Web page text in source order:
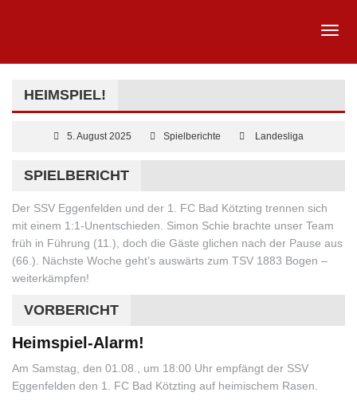
HEIMSPIEL!
5. August 2025 Spielberichte Landesliga
SPIELBERICHT
Der SSV Eggenfelden und der 1. FC Bad Kötzting trennen sich
mit einem 1:1-Unentschieden. Simon Schie brachte unser Team
früh in Führung (11.), doch die Gäste glichen nach der Pause aus
(66.). Nächste Woche geht’s auswärts zum TSV 1883 Bogen –
weiterkämpfen!
VORBERICHT
Heimspiel-Alarm!
Am Samstag, den 01.08., um 18:00 Uhr empfängt der SSV
Eggenfelden den 1. FC Bad Kötzting auf heimischem Rasen.